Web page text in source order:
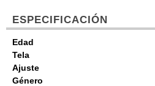
ESPECIFICACIÓN
Edad
Tela
Ajuste
Género